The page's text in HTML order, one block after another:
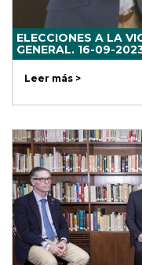
ELECCIONES A LA
GENERAL. 16-09-
Leer más >